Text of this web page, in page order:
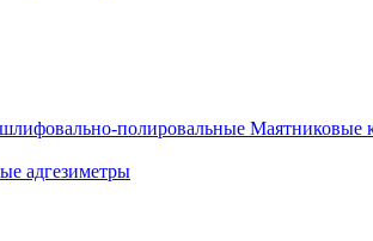
полировальные Маятниковые
адгезиметры